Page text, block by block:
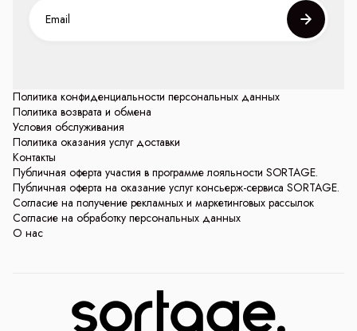
Политика конфиденциальности персональных данных
Политика возврата и обмена
Условия обслуживания
Политика оказания услуг доставки
Контакты
Публичная оферта участия в программе лояльности SORTAGE.
Публичная оферта на оказание услуг консьерж-сервиса SORTAGE.
Согласие на получение рекламных и маркетинговых рассылок
Согласие на обработку персональных данных
О нас